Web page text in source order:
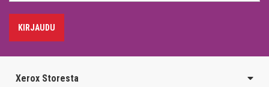
KIRJAUDU
Xerox Storesta